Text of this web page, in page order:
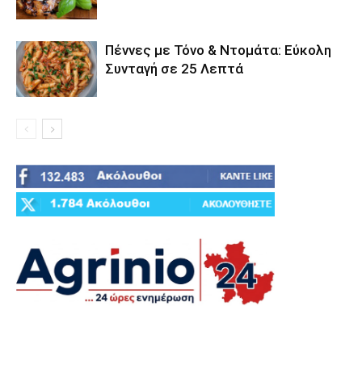
Πέννες με Τόνο & Ντομάτα: Εύκολη
Συνταγή σε 25 Λεπτά